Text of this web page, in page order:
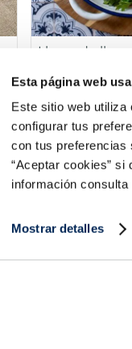
Esta página web
Este sitio web utiliza
configurar tus
con tus preferencias
“Aceptar cookies”
información consulta
Mostrar detalles
Lloms de lluç a
Coneix-nos